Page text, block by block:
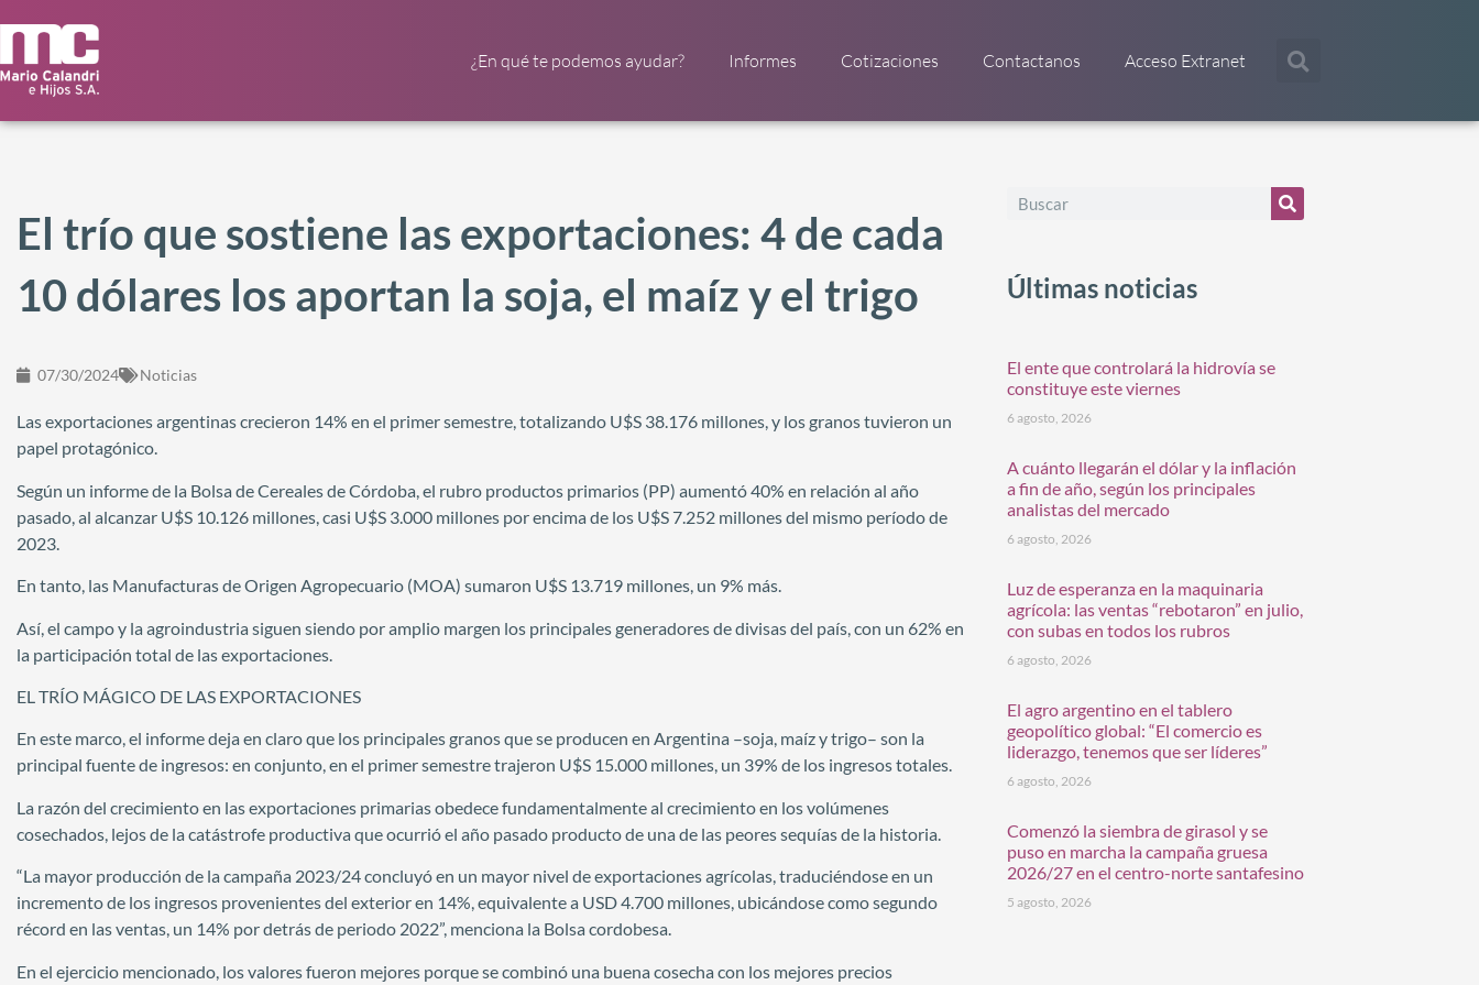
¿En qué te podemos ayudar? Informes Cotizaciones Contactanos Acceso Extranet
El trío que sostiene las exportaciones: 4 de cada
10 dólares los aportan la soja, el maíz y el trigo
07/30/2024 Noticias
Las exportaciones argentinas crecieron 14% en el primer semestre, totalizando U$S 38.176 millones, y los granos tuvieron un
papel protagónico.
Según un informe de la Bolsa de Cereales de Córdoba, el rubro productos primarios (PP) aumentó 40% en relación al año
pasado, al alcanzar U$S 10.126 millones, casi U$S 3.000 millones por encima de los U$S 7.252 millones del mismo período de
2023.
En tanto, las Manufacturas de Origen Agropecuario (MOA) sumaron U$S 13.719 millones, un 9% más.
Así, el campo y la agroindustria siguen siendo por amplio margen los principales generadores de divisas del país, con un 62% en
la participación total de las exportaciones.
EL TRÍO MÁGICO DE LAS EXPORTACIONES
En este marco, el informe deja en claro que los principales granos que se producen en Argentina –soja, maíz y trigo– son la
principal fuente de ingresos: en conjunto, en el primer semestre trajeron U$S 15.000 millones, un 39% de los ingresos totales.
La razón del crecimiento en las exportaciones primarias obedece fundamentalmente al crecimiento en los volúmenes
cosechados, lejos de la catástrofe productiva que ocurrió el año pasado producto de una de las peores sequías de la historia.
“La mayor producción de la campaña 2023/24 concluyó en un mayor nivel de exportaciones agrícolas, traduciéndose en un
incremento de los ingresos provenientes del exterior en 14%, equivalente a USD 4.700 millones, ubicándose como segundo
récord en las ventas, un 14% por detrás de periodo 2022”, menciona la Bolsa cordobesa.
En el ejercicio mencionado, los valores fueron mejores porque se combinó una buena cosecha con los mejores precios
Últimas noticias
El ente que controlará la hidrovía se
constituye este viernes
6 agosto, 2026
A cuánto llegarán el dólar y la inflación
a fin de año, según los principales
analistas del mercado
6 agosto, 2026
Luz de esperanza en la maquinaria
agrícola: las ventas “rebotaron” en julio,
con subas en todos los rubros
6 agosto, 2026
El agro argentino en el tablero
geopolítico global: “El comercio es
liderazgo, tenemos que ser líderes”
6 agosto, 2026
Comenzó la siembra de girasol y se
puso en marcha la campaña gruesa
2026/27 en el centro-norte santafesino
5 agosto, 2026